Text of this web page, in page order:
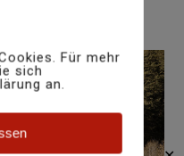
Für mehr
sich
an.